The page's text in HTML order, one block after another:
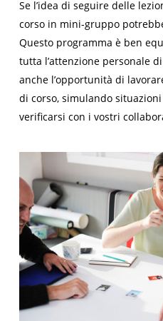
Se l’idea di seguire delle
corso in mini-gruppo
Questo programma è ben
tutta l’attenzione personale
anche l’opportunità di
di corso, simulando
verificarsi con i vostri